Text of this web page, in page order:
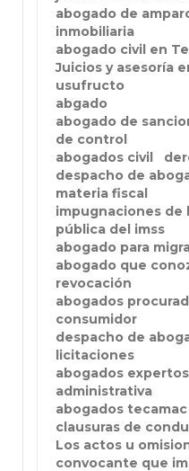
abogado de
inmobiliaria
abogado civil en
Juicios y asesoría
usufructo
abgado
abogado de
de control
abogados civil
despacho de
materia fiscal
impugnaciones de
pública del imss
abogado para
abogado que
revocación
abogados
consumidor
despacho de
licitaciones
abogados
administrativa
abogados tecamac
clausuras de
Los actos u
convocante que